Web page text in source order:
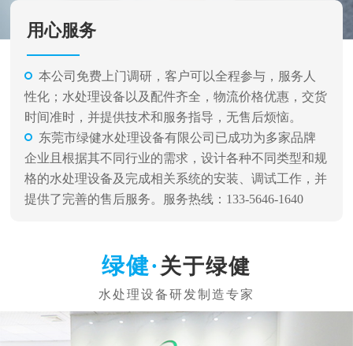
用心服务
本公司免费上门调研，客户可以全程参与，服务人
性化；水处理设备以及配件齐全，物流价格优惠，交货
时间准时，并提供技术和服务指导，无售后烦恼。
东莞市绿健水处理设备有限公司已成功为多家品牌
企业且根据其不同行业的需求，设计各种不同类型和规
格的水处理设备及完成相关系统的安装、调试工作，并
提供了完善的售后服务。服务热线：133-5646-1640
关于绿健